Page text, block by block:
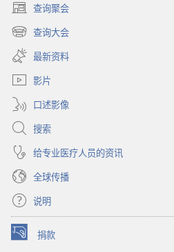
查询聚会
（打
开
新
窗
口）
查询大会
（打
开
新
窗
最新资料
影片
口述影像
搜索
给专业医疗人员的资讯
全球传播
说明
捐款
（打